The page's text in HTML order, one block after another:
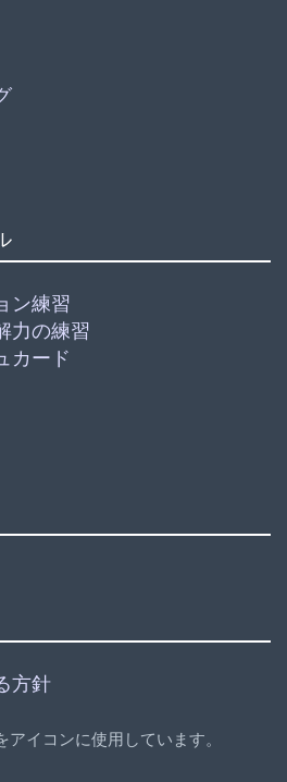
ン練習
力の練習
カード
方針
イコンに使用しています。